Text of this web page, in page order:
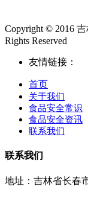
Copyright © 2016
Rights Reserved
友情链接：
首页
关于我们
食品安全常识
食品安全资讯
联系我们
联系我们
地址：吉林省长春